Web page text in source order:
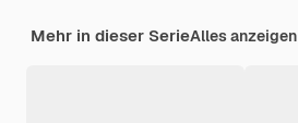
Mehr in dieser SerieAlles anzeigen